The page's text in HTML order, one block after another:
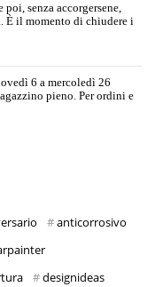
senza accorgersene,
È il momento di chiudere i
6 a mercoledì 26
pieno. Per ordini e
anticorrosivo
designideas